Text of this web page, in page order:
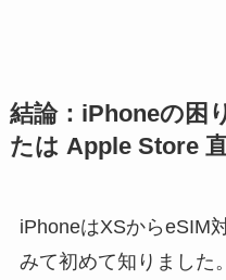
結論：iPhoneの困
たは Apple Store
iPhoneはXSからeSIM
みて初めて知りました。